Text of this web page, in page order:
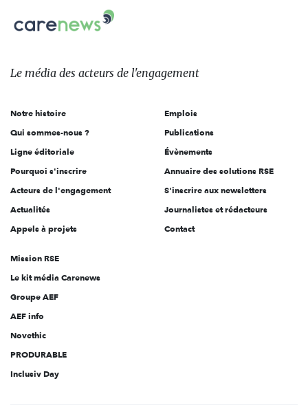
sur:
Le
des
l'engagement
Le média des acteurs de l'engagement
Notre histoire
Qui sommes-nous ?
Ligne éditoriale
Pourquoi s'inscrire
Acteurs de l'engagement
Actualités
Appels à projets
Emplois
Publications
Évènements
Annuaire des solutions RSE
S'inscrire aux newsletters
Journalistes et rédacteurs
Contact
Mission RSE
Le kit média Carenews
Groupe AEF
AEF info
Novethic
PRODURABLE
Inclusiv Day